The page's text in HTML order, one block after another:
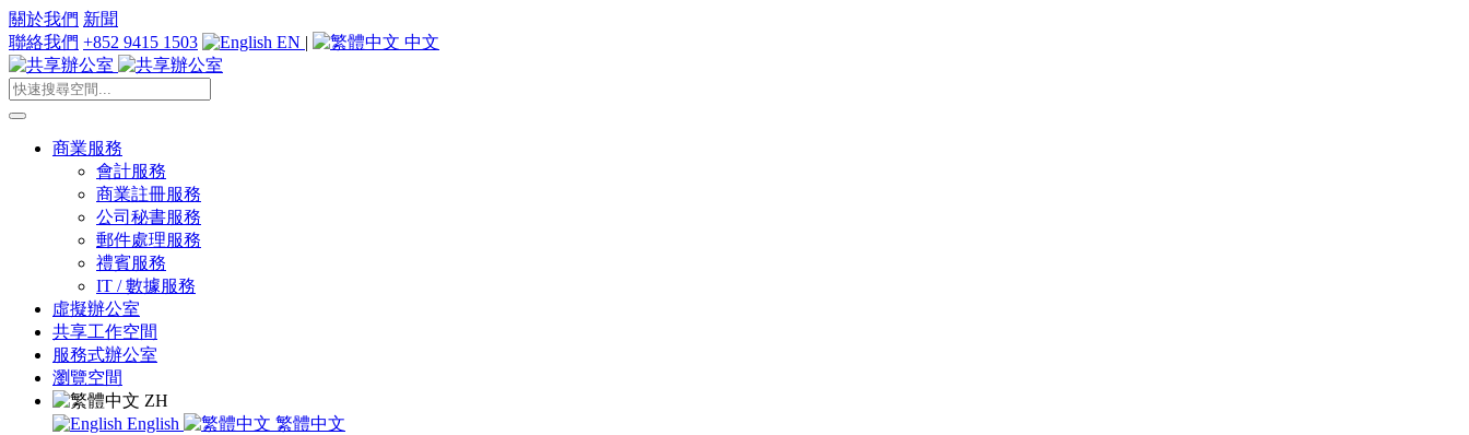
關於我們 新聞
聯絡我們 +852 9415 1503 EN | 中文
商業服務
會計服務
商業註冊服務
公司秘書服務
郵件處理服務
禮賓服務
IT / 數據服務
虛擬辦公室
共享工作空間
服務式辦公室
瀏覽空間
ZH
English
繁體中文